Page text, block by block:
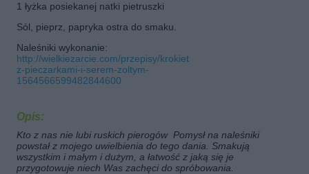
1 łyżka posiekanej natki pietruszki
Sól, pieprz, papryka ostra do smaku.
Naleśniki wykonanie:
http://wielkiezarcie.com/przepisy/krokiety-
z-pieczarkami-i-serem-zoltym-
1564566599482844600
Opis:
Kto z nas nie lubi ruskich pierogów Pomysł na naleśniki
powstał z mojego uwielbienia do tego dania. Smakują
wszystkim i małym i dużym, a łatwość z jaką się je
przygotowuje niech Was zachęci do spróbowania.